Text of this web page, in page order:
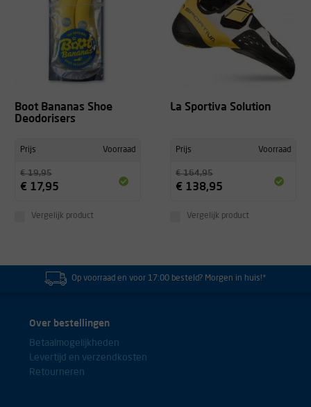
Ik koop al jaren geen andere schoenen meer. Heel comfortabel en
fijn zacht leer. Gebruik voornamelijk sportklimmen indoor en
singlepitches buiten.
Zeer aangenamen zachte en comfortabele klimschoen die het prima
gebruik ik wel liever mijn Miura's van La Sportiva.
Olivier
Boot Bananas Shoe
Deodorisers
Prijs Voorraad
€ 19,95
€ 17,95
Vergelijk product
La Sportiva Solution
Prijs Voorraad
€ 164,95
€ 138,95
Vergelijk product
Op voorraad en voor 17:00 besteld? Morgen in huis!*
Over bestellingen
Betaalmogelijkheden
Levertijd en verzendkosten
Retourneren